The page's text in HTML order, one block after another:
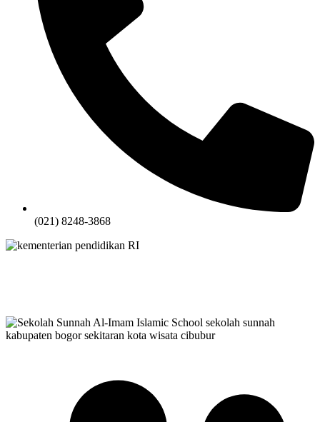
(021) 8248-3868